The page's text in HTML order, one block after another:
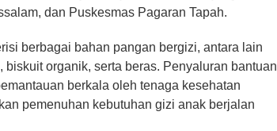
dan Puskesmas Pagaran Tapah.
berbagai bahan pangan bergizi, antara lain
biskuit organik, serta beras. Penyaluran bantuan
berkala oleh tenaga kesehatan
pemenuhan kebutuhan gizi anak berjalan